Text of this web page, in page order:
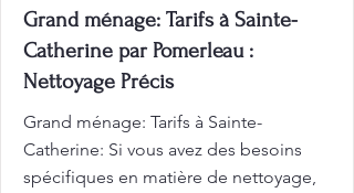
Grand ménage: Tarifs à Sainte-
Catherine par Pomerleau :
Nettoyage Précis
Grand ménage: Tarifs à Sainte-
Catherine: Si vous avez des besoins
spécifiques en matière de nettoyage,